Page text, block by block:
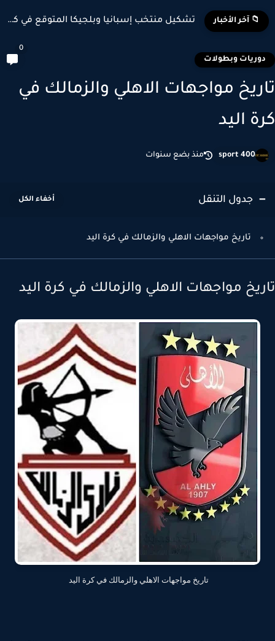
📁 آخر الأخبار تشكيل منتخب إسبانيا وبلجيكا المتوقع في كأس العالم 2026
وبطولات
مواجهات الاهلي والزمالك في
اليد
sport 400 منذ بضع سنوات
جدول التنقل
تاريخ مواجهات الاهلي والزمالك في كرة اليد
مواجهات الاهلي والزمالك في كرة اليد
تاريخ مواجهات الاهلي والزمالك في كرة اليد